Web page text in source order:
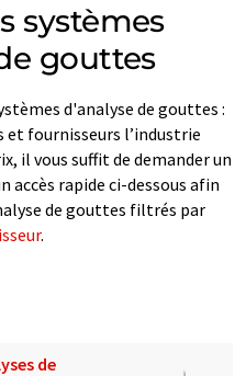
systèmes
gouttes
d'analyse de gouttes :
et fournisseurs l’industrie
il vous suffit de demander un
accès rapide ci-dessous afin
de gouttes filtrés par
.
de